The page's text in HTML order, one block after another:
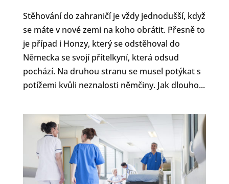
Stěhování do zahraničí je vždy jednodušší, když
se máte v nové zemi na koho obrátit. Přesně to
je případ i Honzy, který se odstěhoval do
Německa se svojí přítelkyní, která odsud
pochází. Na druhou stranu se musel potýkat s
potížemi kvůli neznalosti němčiny. Jak dlouho...